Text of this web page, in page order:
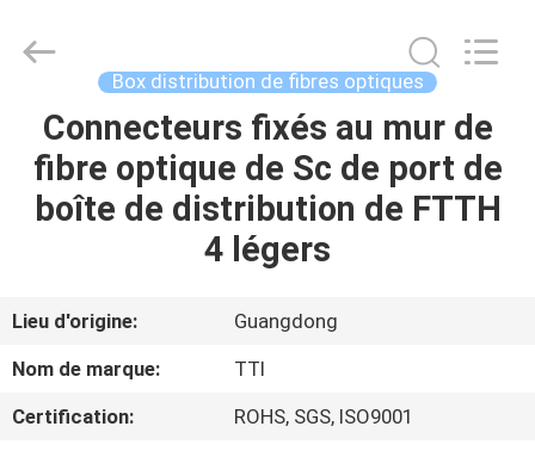
MAISON
DES
AU
SUJET
DE
Communication
Tech.
Reserved.
Box distribution de fibres optiques
Connecteurs fixés au mur de
fibre optique de Sc de port de
boîte de distribution de FTTH
4 légers
Lieu d'origine:
Guangdong
Nom de marque:
TTI
Certification:
ROHS, SGS, ISO9001